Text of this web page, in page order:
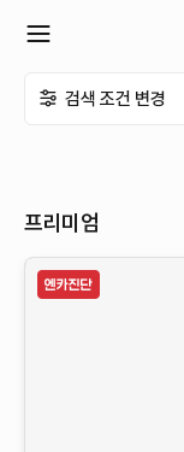
뉴
검색 조건 변경
프리미엄